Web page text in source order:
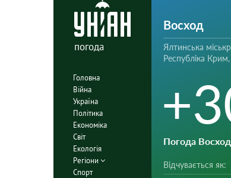
погода
Головна
Війна
Україна
Політика
Економіка
Світ
Екологія
Регіони
Спорт
Восход
Ялтинська
Республіка Крим,
Погода Восход
Відчувається як: